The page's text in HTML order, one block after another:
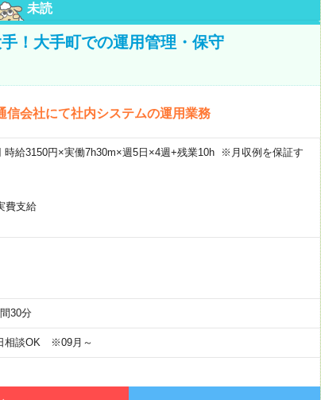
未読
！大手町での運用管理・保守
信会社にて社内システムの運用業務
給3150円×実働7h30m×週5日×4週+残業10h ※月収例を保証す
費支給
30分
相談OK ※09月～